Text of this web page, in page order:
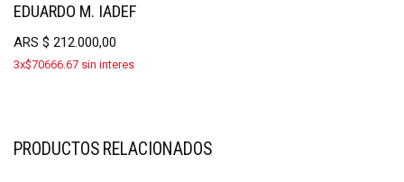
EDUARDO M. IADEF
ARS $ 212.000,00
3x$70666.67 sin interes
PRODUCTOS RELACIONADOS